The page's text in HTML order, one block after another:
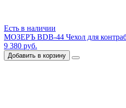
Есть в наличии
МОЗЕРЪ BDB-44 Чехол для
9 380 руб.
Добавить в корзину